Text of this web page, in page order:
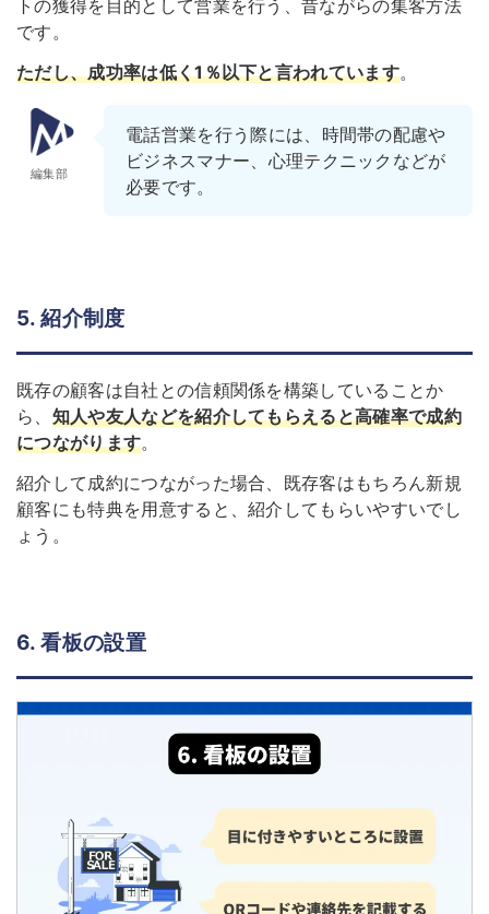
トの獲得を目的として営業を行う、昔ながらの集客方法
です。
ただし、成功率は低く1％以下と言われています。
編集部
電話営業を行う際には、時間帯の配慮や
ビジネスマナー、心理テクニックなどが
必要です。
5. 紹介制度
既存の顧客は自社との信頼関係を構築していることか
ら、 知人や友人などを紹介してもらえると高確率で成約
につながります。
紹介して成約につながった場合、既存客はもちろん新規
顧客にも特典を用意すると、紹介してもらいやすいでし
ょう。
6. 看板の設置